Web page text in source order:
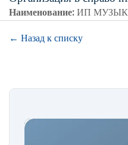
Наименование:ИП
← Назад к списку